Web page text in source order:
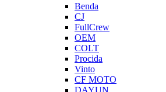
Benda
CJ
FullCrew
OEM
COLT
Procida
Vinto
CF MOTO
DAYUN